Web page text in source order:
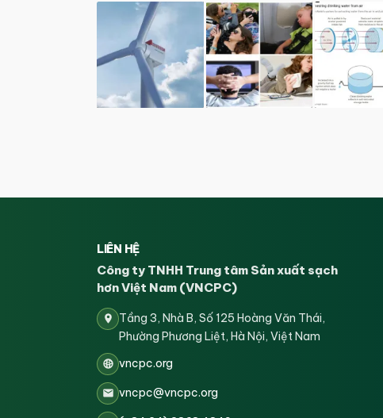
LIÊN HỆ
Công ty TNHH Trung tâm Sản xuất sạch
hơn Việt Nam (VNCPC)
Tầng 3, Nhà B, Số 125 Hoàng Văn Thái,
Phường Phương Liệt, Hà Nội, Việt Nam
vncpc.org
vncpc@vncpc.org